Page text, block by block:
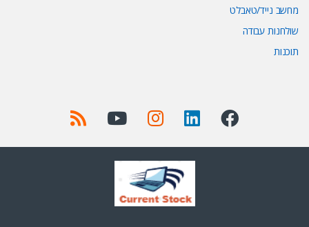
מחשב נייד/טאבלט
שולחנות עבודה
תוכנות